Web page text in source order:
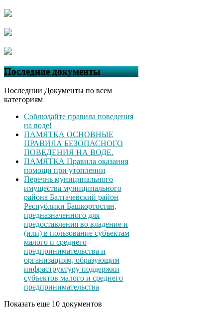
Последние документы
Последнии Документы по всем
категориям
Соблюдайте правила поведения
на воде!
ПАМЯТКА ОСНОВНЫЕ
ПРАВИЛА БЕЗОПАСНОГО
ПОВЕДЕНИЯ НА ВОДЕ.
ПАМЯТКА Правила оказания
помощи при утоплении
Перечнь муниципального
имущества муниципального
района Балтачевский район
Республики Башкортостан,
предназначенного для
предоставления во владение и
(или) в пользование субъектам
малого и среднего
предпринимательства и
организациям, образующим
инфраструктуру поддержки
субъектов малого и среднего
предпринимательства
Показать еще 10 документов